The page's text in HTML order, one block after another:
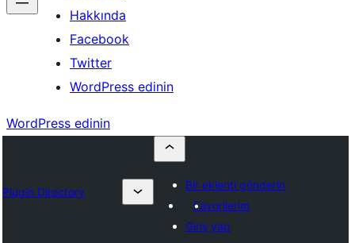
Hakkında
Facebook
Twitter
WordPress edinin
WordPress edinin
Plugin Directory
Bir eklenti gönderin
Favorilerim
Giriş yap